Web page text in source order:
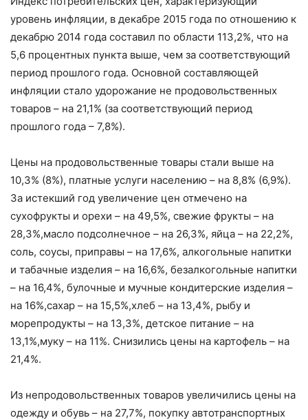
уровень инфляции, в декабре 2015 года по отношению к
декабрю 2014 года составил по области 113,2%, что на
5,6 процентных пункта выше, чем за соответствующий
период прошлого года. Основной составляющей
инфляции стало удорожание не продовольственных
товаров – на 21,1% (за соответствующий период
прошлого года – 7,8%).
Цены на продовольственные товары стали выше на
10,3% (8%), платные услуги населению – на 8,8% (6,9%).
За истекший год увеличение цен отмечено на
сухофрукты и орехи – на 49,5%, свежие фрукты – на
28,3%,масло подсолнечное – на 26,3%, яйца – на 22,2%,
соль, соусы, приправы – на 17,6%, алкогольные напитки
и табачные изделия – на 16,6%, безалкогольные напитки
– на 16,4%, булочные и мучные кондитерские изделия –
на 16%,сахар – на 15,5%,хлеб – на 13,4%, рыбу и
морепродукты – на 13,3%, детское питание – на
13,1%,муку – на 11%. Снизились цены на картофель – на
21,4%.
Из непродовольственных товаров увеличились цены на
одежду и обувь – на 27,7%, покупку автотранспортных